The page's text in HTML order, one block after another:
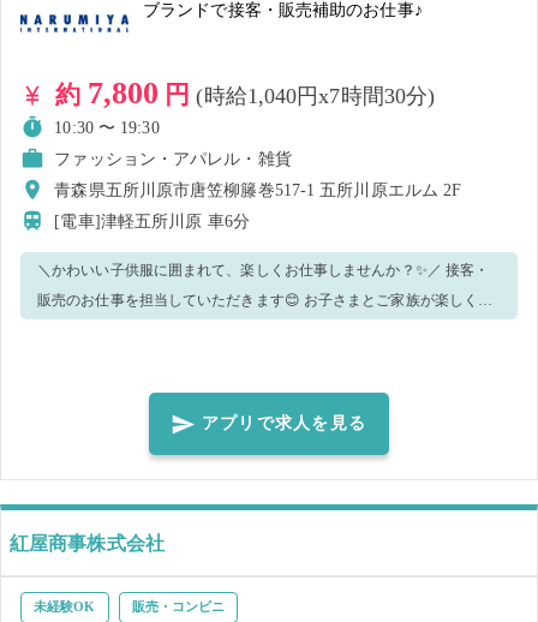
ブランドで接客・販売補助のお仕事♪
約 7,800 円(時給1,040円x7時間30分)
10:30 〜 19:30
ファッション・アパレル・雑貨
青森県五所川原市唐笠柳籐巻517-1 五所川原エルム 2F
[電車]津軽五所川原 車6分
＼かわいい子供服に囲まれて、楽しくお仕事しませんか？✨／ 接客・
販売のお仕事を担当していただきます😊 お子さまとご家族が楽しくお
への商品の説明、ご案内、お声がけ ・フィッティングを伴う業務 ・店
頭でのご挨拶 ・商品の品出し ・商品の陳列やディスプレイ作成補助 ・
・店内外の清掃や巡回 ・備品の整理 【ご応募の条件】 本求人は、アパ
レル業界での接客経験者限定となります。 下記の注意事項欄をご確認
の上、ご応募ください。 ・商品知識や接客の流れは事前レクチャーあ
問や気になる点があれば、お気軽にお問い合わせください😊ご応募お
アプリで求人を見る
紅屋商事株式会社
未経験OK 販売・コンビニ